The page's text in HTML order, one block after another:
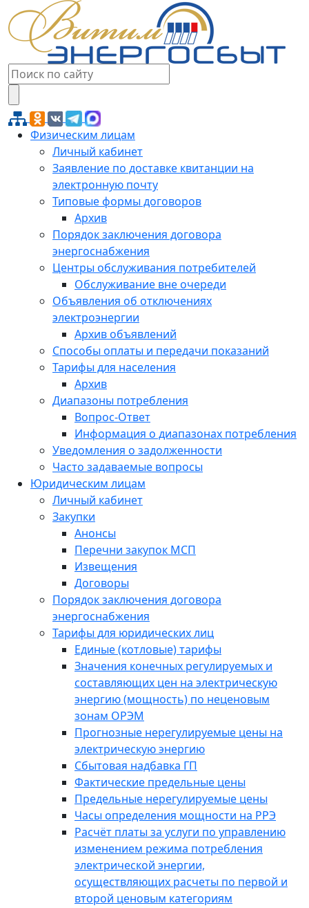
Физическим лицам
Личный кабинет
Заявление по доставке квитанции на
электронную почту
Типовые формы договоров
Архив
Порядок заключения договора
энергоснабжения
Центры обслуживания потребителей
Обслуживание вне очереди
Объявления об отключениях
электроэнергии
Архив объявлений
Способы оплаты и передачи показаний
Тарифы для населения
Архив
Диапазоны потребления
Вопрос-Ответ
Информация о диапазонах потребления
Уведомления о задолженности
Часто задаваемые вопросы
Юридическим лицам
Личный кабинет
Закупки
Анонсы
Перечни закупок МСП
Извещения
Договоры
Порядок заключения договора
энергоснабжения
Тарифы для юридических лиц
Единые (котловые) тарифы
Значения конечных регулируемых и
составляющих цен на электрическую
энергию (мощность) по неценовым
зонам ОРЭМ
Прогнозные нерегулируемые цены на
электрическую энергию
Сбытовая надбавка ГП
Фактические предельные цены
Предельные нерегулируемые цены
Часы определения мощности на РРЭ
Расчёт платы за услуги по управлению
изменением режима потребления
электрической энергии,
осуществляющих расчеты по первой и
второй ценовым категориям